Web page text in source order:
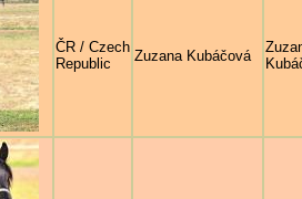
ČR / Czech
Republic
Zuzana Kubáčová